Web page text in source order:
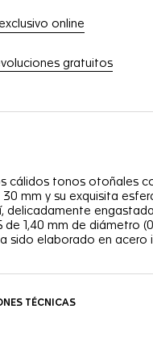
online
gratuitos
cálidos tonos otoñales
30 mm y su exquisita
delicadamente
de 1,40 mm de diámetro
sido elaborado en acero
diamantes VS de
TÉCNICAS